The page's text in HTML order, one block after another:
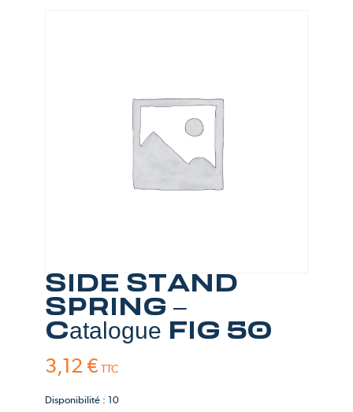
SIDE STAND
SPRING –
Catalogue FIG 50
3,12 € TTC
Disponibilité : 10